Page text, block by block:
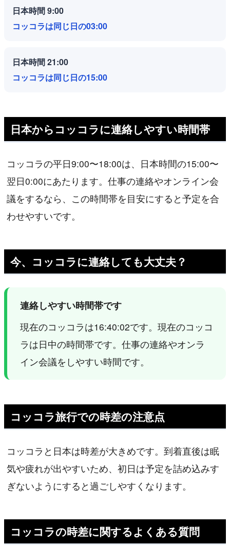
日本時間 9:00
コッコラは同じ日の03:00
日本時間 21:00
コッコラは同じ日の15:00
日本からコッコラに連絡しやすい時間帯
コッコラの平日9:00〜18:00は、日本時間の15:00〜
翌日0:00にあたります。仕事の連絡やオンライン会
議をするなら、この時間帯を目安にすると予定を合
わせやすいです。
今、コッコラに連絡しても大丈夫？
連絡しやすい時間帯です
現在のコッコラは16:40:02です。現在のコッコ
ラは日中の時間帯です。仕事の連絡やオンラ
イン会議をしやすい時間です。
コッコラ旅行での時差の注意点
コッコラと日本は時差が大きめです。到着直後は眠
気や疲れが出やすいため、初日は予定を詰め込みす
ぎないようにすると過ごしやすくなります。
コッコラの時差に関するよくある質問